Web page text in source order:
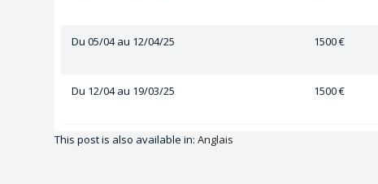
Du 05/04 au 12/04/25 1500 €
Du 12/04 au 19/03/25 1500 €
This post is also available in: Anglais